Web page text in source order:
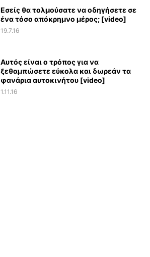
Εσείς θα τολμούσατε να οδηγήσετε σε
ένα τόσο απόκρημνο μέρος; [video]
19.7.16
Αυτός είναι ο τρόπος για να
ξεθαμπώσετε εύκολα και δωρεάν τα
φανάρια αυτοκινήτου [video]
1.11.16